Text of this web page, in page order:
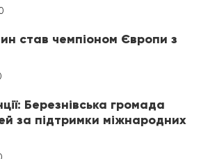
став чемпіоном Європи з
Березнівська громада
за підтримки міжнародних